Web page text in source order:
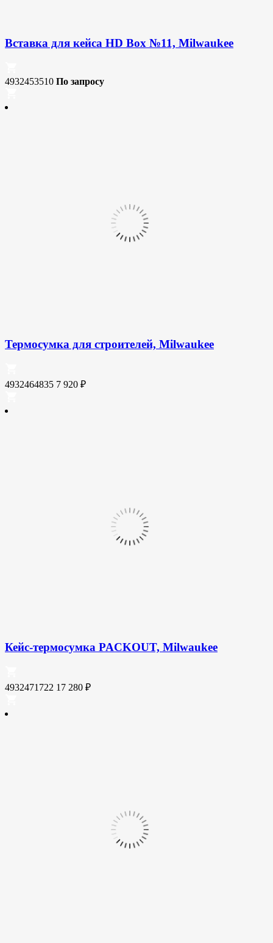
Вставка для кейса HD Box №11, Milwaukee
4932453510 По запросу
Термосумка для строителей, Milwaukee
4932464835 7 920 ₽
Кейс-термосумка PACKOUT, Milwaukee
4932471722 17 280 ₽